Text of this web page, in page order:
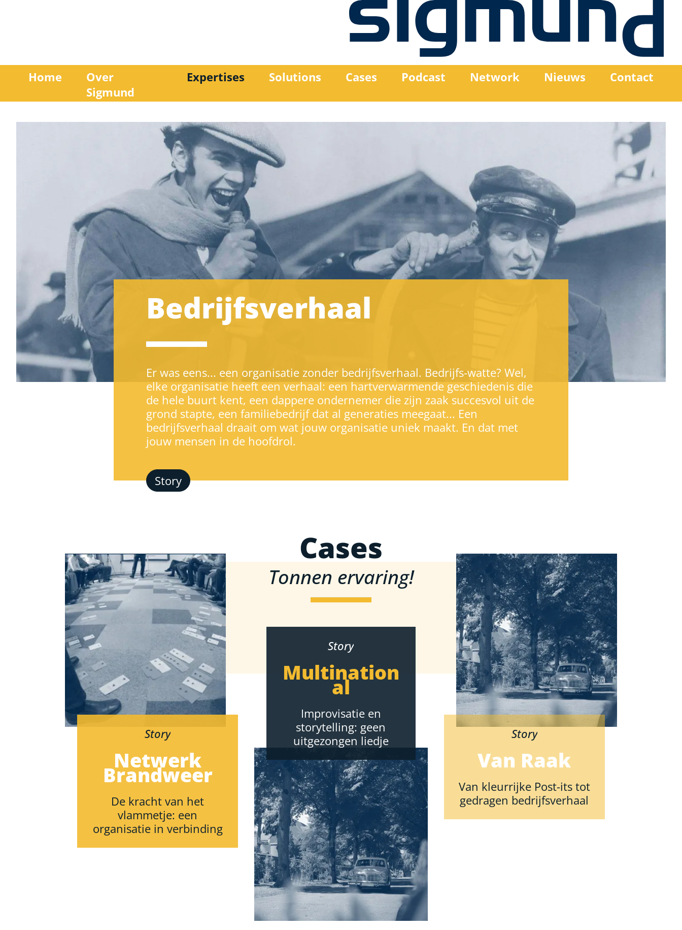
Home
Over
Sigmund
Expertises Solutions Cases Podcast Network Nieuws Contact
Bedrijfsverhaal
Er was eens... een organisatie zonder bedrijfsverhaal. Bedrijfs-watte? Wel,
elke organisatie heeft een verhaal: een hartverwarmende geschiedenis die
de hele buurt kent, een dappere ondernemer die zijn zaak succesvol uit de
grond stapte, een familiebedrijf dat al generaties meegaat... Een
bedrijfsverhaal draait om wat jouw organisatie uniek maakt. En dat met
jouw mensen in de hoofdrol.
Story
Cases
Tonnen ervaring!
Story
Netwerk
Brandweer
De kracht van het
vlammetje: een
organisatie in verbinding
Story
Multination
al
Improvisatie en
storytelling: geen
uitgezongen liedje
Story
Van Raak
Van kleurrijke Post-its tot
gedragen bedrijfsverhaal